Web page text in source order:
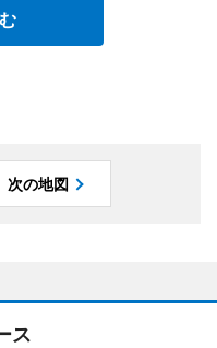
次の地図
ス